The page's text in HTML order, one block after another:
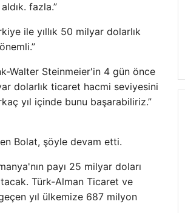
fazla.”
ile yıllık 50 milyar dolarlık
Walter Steinmeier'in 4 gün önce
dolarlık ticaret hacmi seviyesini
yıl içinde bunu başarabiliriz.”
Bolat, şöyle devam etti.
payı 25 milyar doları
Türk-Alman Ticaret ve
yıl ülkemize 687 milyon